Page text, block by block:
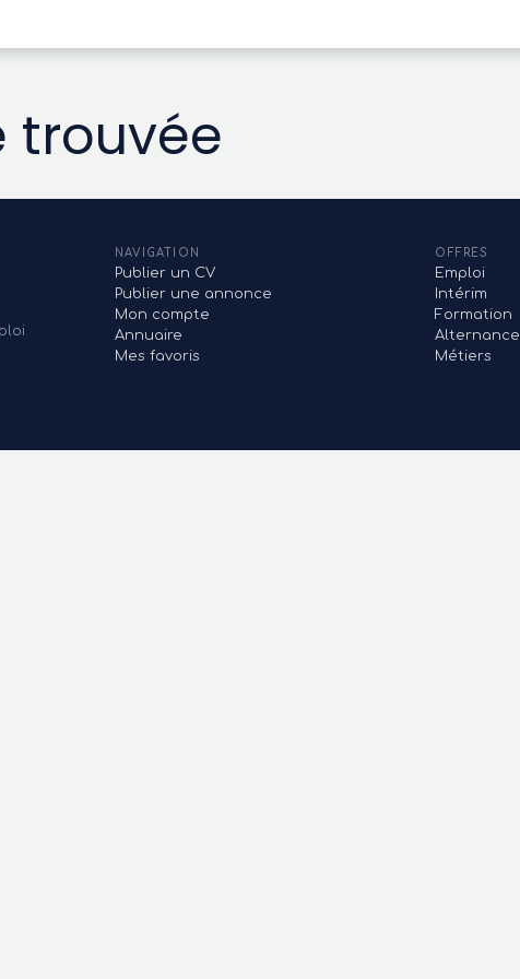
trouvée
NAVIGATION
Publier un CV
Publier une annonce
Mon compte
Annuaire
Mes favoris
OFFRES
Emploi
Intérim
Formation
Alternance
Métiers